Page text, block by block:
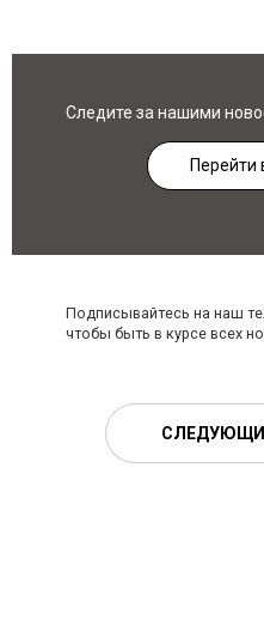
Следите за нашими
Перейти
Подписывайтесь на наш
чтобы быть в курсе всех